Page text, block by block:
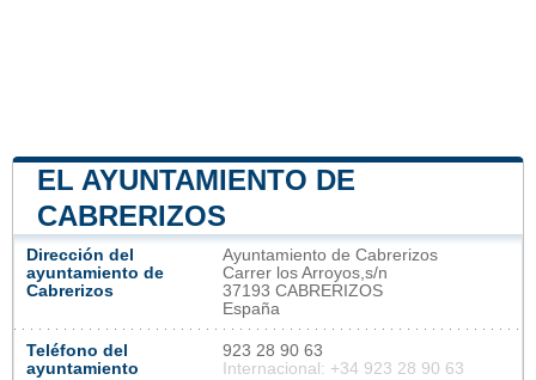
EL AYUNTAMIENTO DE
CABRERIZOS
Dirección del
ayuntamiento de
Cabrerizos
Ayuntamiento de Cabrerizos
Carrer los Arroyos,s/n
37193 CABRERIZOS
España
Teléfono del
ayuntamiento
923 28 90 63
Internacional: +34 923 28 90 63